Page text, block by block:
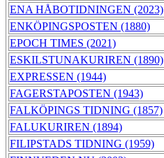
ENA HÅBOTIDNINGEN (2023)
ENKÖPINGSPOSTEN (1880)
EPOCH TIMES (2021)
ESKILSTUNAKURIREN (1890)
EXPRESSEN (1944)
FAGERSTAPOSTEN (1943)
FALKÖPINGS TIDNING (1857)
FALUKURIREN (1894)
FILIPSTADS TIDNING (1959)